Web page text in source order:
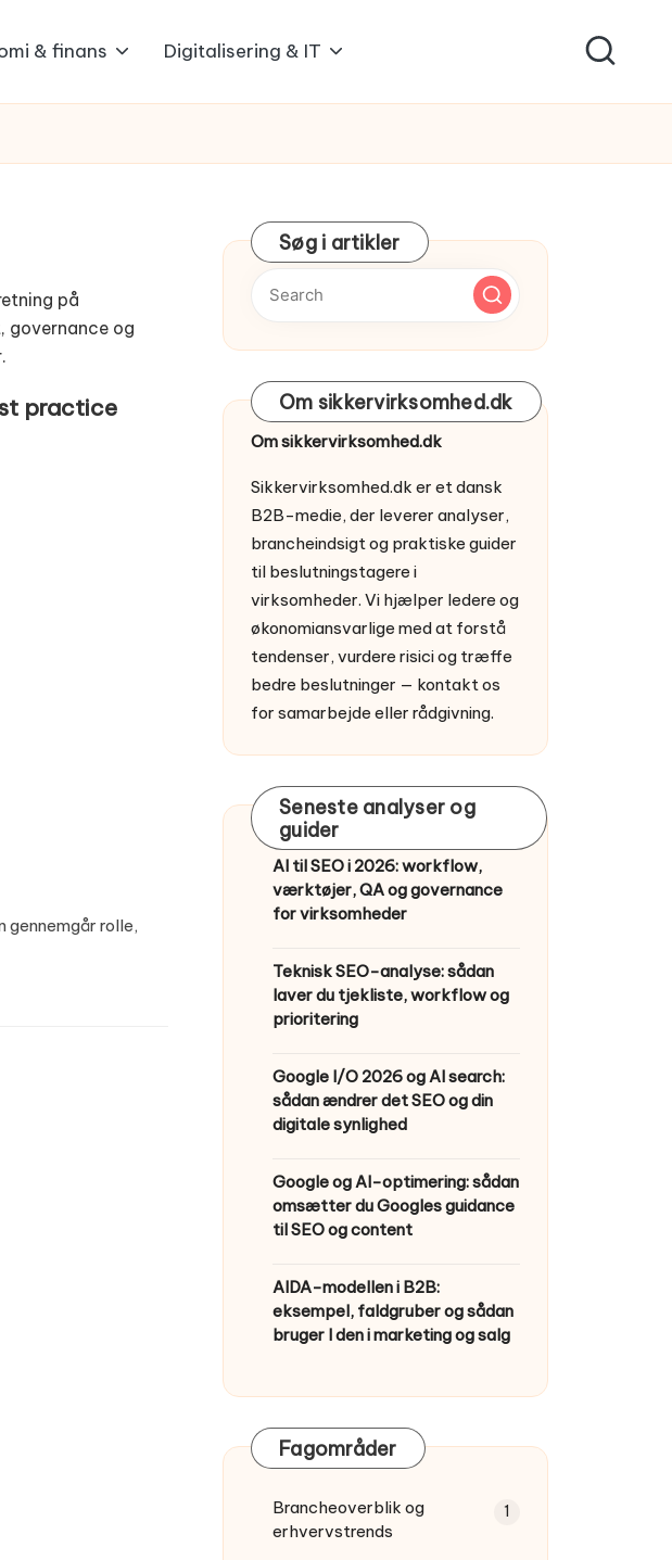
& finans Digitalisering & IT
på
governance og
practice
gennemgår rolle,
Søg i artikler
Om sikkervirksomhed.dk
Om sikkervirksomhed.dk
Sikkervirksomhed.dk er et dansk
B2B-medie, der leverer analyser,
brancheindsigt og praktiske guider
til beslutningstagere i
virksomheder. Vi hjælper ledere og
økonomiansvarlige med at forstå
tendenser, vurdere risici og træffe
bedre beslutninger — kontakt os
for samarbejde eller rådgivning.
Seneste analyser og
guider
AI til SEO i 2026: workflow,
værktøjer, QA og governance
for virksomheder
Teknisk SEO-analyse: sådan
laver du tjekliste, workflow og
prioritering
Google I/O 2026 og AI search:
sådan ændrer det SEO og din
digitale synlighed
Google og AI-optimering: sådan
omsætter du Googles guidance
til SEO og content
AIDA-modellen i B2B:
eksempel, faldgruber og sådan
bruger I den i marketing og salg
Fagområder
Brancheoverblik og
erhvervstrends
1